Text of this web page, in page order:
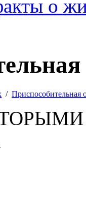
о
/ Приспособительная